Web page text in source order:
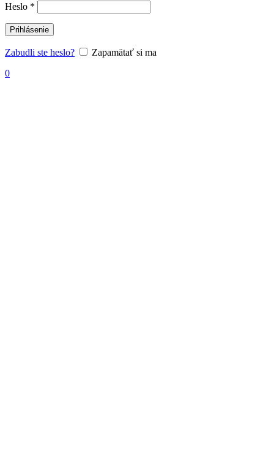
Heslo *
Prihlásenie
Zabudli ste heslo?
Zapamätať si ma
0